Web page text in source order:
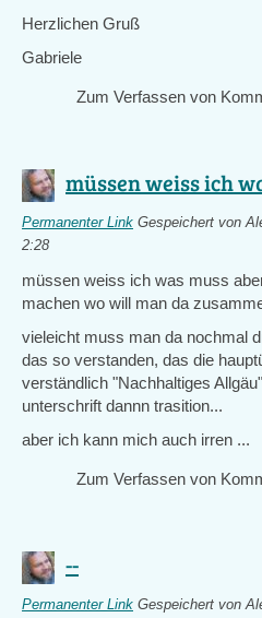
Herzlichen Gruß
Gabriele
Zum Verfassen von
müssen weiss ich
Permanenter Link Gespeichert von
2:28
müssen weiss ich was muss
machen wo will man da
vieleicht muss man da nochmal
das so verstanden, das die
verständlich "Nachhaltiges
unterschrift dannn trasition...
aber ich kann mich auch irren ...
Zum Verfassen von
--
Permanenter Link Gespeichert von